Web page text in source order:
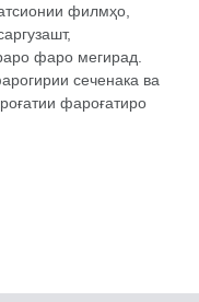
филмҳо,
фаро мегирад.
сеченака ва
фароғатиро